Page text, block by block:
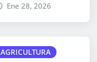
Ene 28, 2026
AGRICULTURA